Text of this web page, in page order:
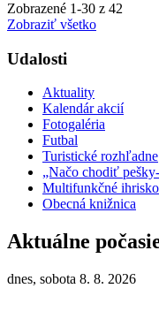
Zobrazené 1-30 z 42
Zobraziť všetko
Udalosti
Aktuality
Kalendár akcií
Fotogaléria
Futbal
Turistické rozhľadne
„Načo chodiť
Multifunkčné ihrisko
Obecná knižnica
Aktuálne
dnes, sobota 8. 8. 2026